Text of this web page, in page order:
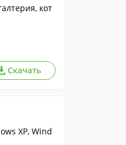
кот
Скачать
XP, Wind